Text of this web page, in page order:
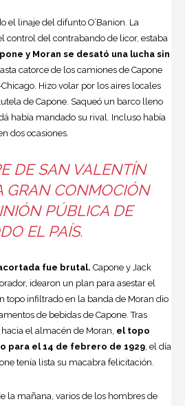
el linaje del difunto O’Banion. La
control del contrabando de licor, estaba
y Moran se desató una lucha sin
catorce de los camiones de Capone
Hizo volar por los aires locales
de Capone. Saqueó un barco lleno
había mandado su rival. Incluso había
dos ocasiones.
DE SAN VALENTÍN
GRAN CONMOCIÓN
PÚBLICA DE
EL PAÍS.
fue brutal. Capone y Jack
idea­ron un plan para asestar el
topo infiltrado en la banda de Moran dio
de bebidas de Capone. Tras
el almacén de Mo­ran, el topo
para el 14 de febrero de 1929, el día
tenía lis­ta su macabra felicitación.
la mañana, varios de los hombres de